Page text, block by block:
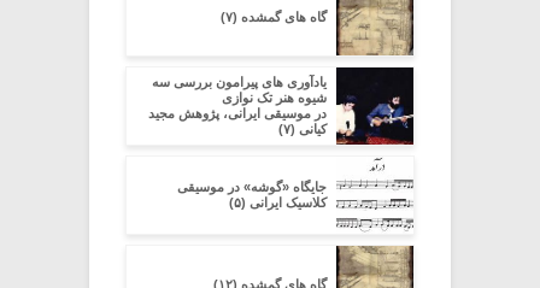
گاه های گمشده (۷)
یادآوری های پیرامون بررسی سه
شیوه هنر تک نوازی
در موسیقی ایرانی، پژوهش مجید
کیانی (۷)
جایگاه «گوشه» در موسیقی
کلاسیک ایرانی (۵)
گاه های گمشده (۱۲)